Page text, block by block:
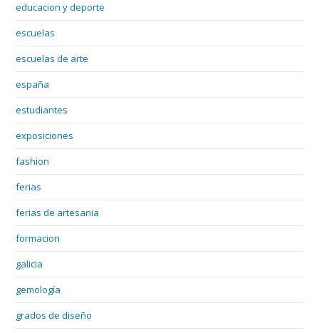
educacion y deporte
escuelas
escuelas de arte
españa
estudiantes
exposiciones
fashion
ferias
ferias de artesania
formacion
galicia
gemología
grados de diseño